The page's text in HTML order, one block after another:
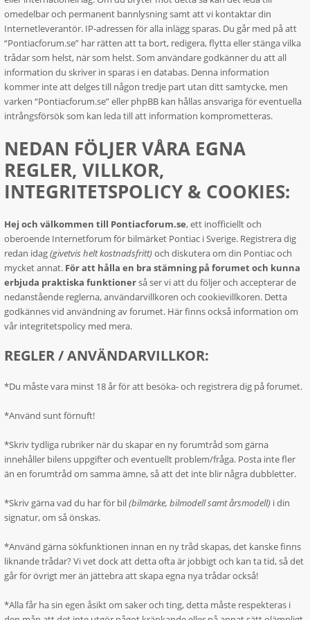
omedelbar och permanent bannlysning samt att vi kontaktar din
Internetleverantör. IP-adressen för alla inlägg sparas. Du går med på att
“Pontiacforum.se” har rätten att ta bort, redigera, flytta eller stänga vilka
trådar som helst, när som helst. Som användare godkänner du att all
information du skriver in sparas i en databas. Denna information
kommer inte att delges till någon tredje part utan ditt samtycke, men
varken “Pontiacforum.se” eller phpBB kan hållas ansvariga för eventuella
intrångsförsök som kan leda till att information komprometteras.
NEDAN FÖLJER VÅRA EGNA
REGLER, VILLKOR,
INTEGRITETSPOLICY & COOKIES:
Hej och välkommen till Pontiacforum.se, ett inofficiellt och
oberoende Internetforum för bilmärket Pontiac i Sverige. Registrera dig
redan idag(givetvis helt kostnadsfritt) och diskutera om din Pontiac och
mycket annat. För att hålla en bra stämning på forumet och kunna
erbjuda praktiska funktionerså ser vi att du följer och accepterar de
nedanstående reglerna, användarvillkoren och cookievillkoren. Detta
godkännes vid användning av forumet. Här finns också information om
vår integritetspolicy med mera.
REGLER / ANVÄNDARVILLKOR:
*Du måste vara minst 18 år för att besöka- och registrera dig på forumet.
*Använd sunt förnuft!
*Skriv tydliga rubriker när du skapar en ny forumtråd som gärna
innehåller bilens uppgifter och eventuellt problem/fråga. Posta inte fler
än en forumtråd om samma ämne, så att det inte blir några dubbletter.
*Skriv gärna vad du har för bil(bilmärke, bilmodell samt årsmodell) i din
signatur, om så önskas.
*Använd gärna sökfunktionen innan en ny tråd skapas, det kanske finns
liknande trådar? Vi vet dock att detta ofta är jobbigt och kan ta tid, så det
går för övrigt mer än jättebra att skapa egna nya trådar också!
*Alla får ha sin egen åsikt om saker och ting, detta måste respekteras i